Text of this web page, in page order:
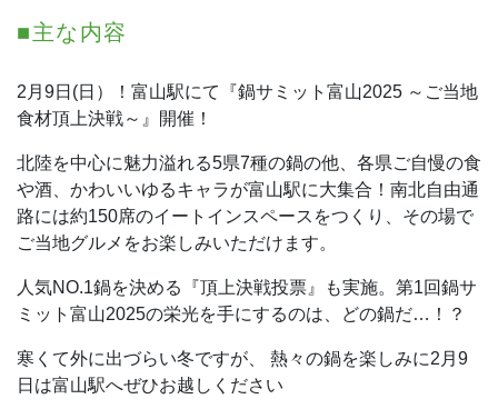
■主な内容
2月9日(日）！富山駅にて『鍋サミット富山2025 ～ご当地
食材頂上決戦～』開催！
北陸を中心に魅力溢れる5県7種の鍋の他、各県ご自慢の食
や酒、かわいいゆるキャラが富山駅に大集合！南北自由通
路には約150席のイートインスペースをつくり、その場で
ご当地グルメをお楽しみいただけます。
人気NO.1鍋を決める『頂上決戦投票』も実施。第1回鍋サ
ミット富山2025の栄光を手にするのは、どの鍋だ…！？
寒くて外に出づらい冬ですが、
熱々の鍋を楽しみに2月9
日は富山駅へぜひお越しください